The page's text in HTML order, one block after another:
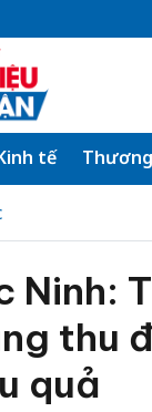
tế
Ninh:
thu
quả